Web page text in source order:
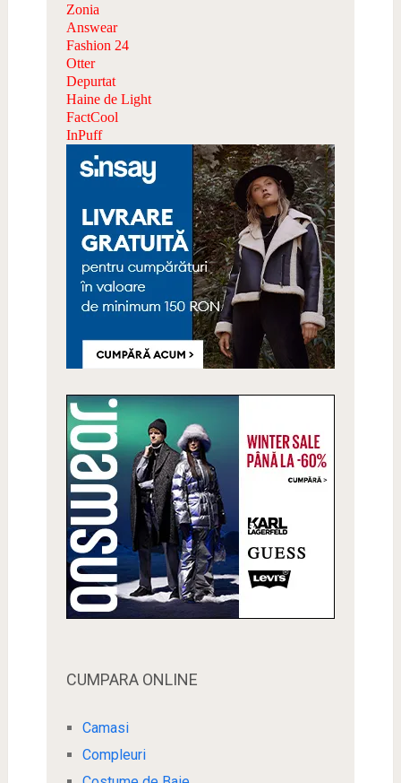
Zonia
Answear
Fashion 24
Otter
Depurtat
Haine de Light
FactCool
InPuff
CUMPARA ONLINE
Camasi
Compleuri